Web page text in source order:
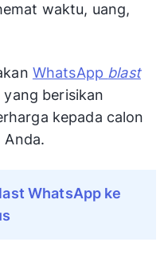
waktu, uang,
WhatsApp blast
berisikan
kepada calon
Anda.
WhatsApp ke